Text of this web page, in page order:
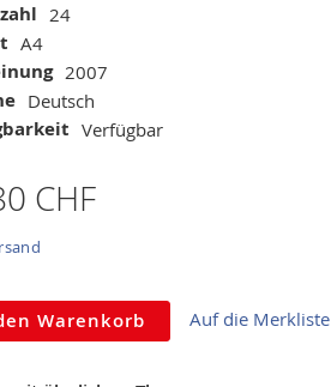
24
A4
2007
Deutsch
Verfügbar
CHF
Warenkorb Auf die Merkliste